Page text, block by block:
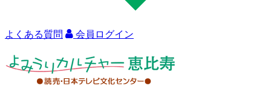
よくある質問 会員ログイン